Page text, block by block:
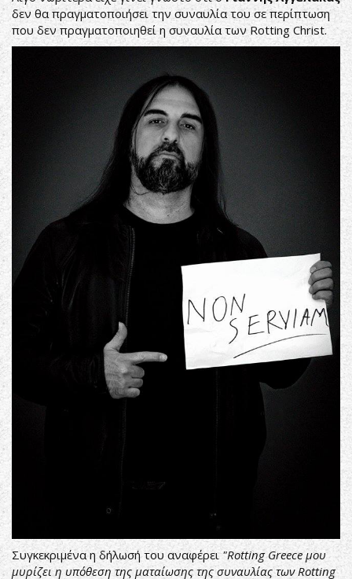
δεν θα πραγματοποιήσει την συναυλία του σε περίπτωση
που δεν πραγματοποιηθεί η συναυλία των Rotting Christ.
Συγκεκριμένα η δήλωσή του αναφέρει"Rotting Greece μου
μυρίζει η υπόθεση της ματαίωσης της συναυλίας των Rotting